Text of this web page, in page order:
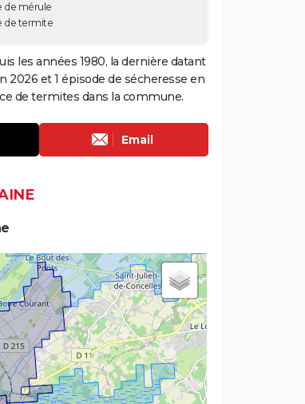
de mérule
de termite
les années 1980, la dernière datant
2026 et 1 épisode de sécheresse en
de termites dans la commune.
Email